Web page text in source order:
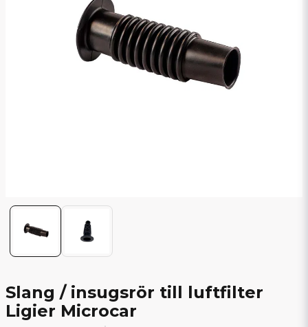
Slang / insugsrör till luftfilter
Ligier Microcar